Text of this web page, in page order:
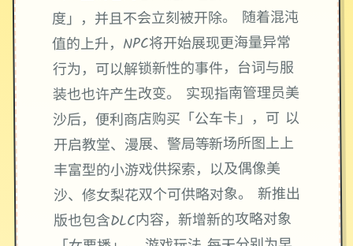
度」，并且不会立刻被开除。 随着混沌
值的上升，NPC将开始展现更海量异常
行为，可以解锁新性的事件，台词与服
装也也许产生改变。 实现指南管理员美
沙后，便利商店购买「公车卡」，可 以
开启教堂、漫展、警局等新场所图上上
丰富型的小游戏供探索，以及偶像美
沙、修女梨花双个可供略对象。 新推出
版也包含DLC内容，新增新的攻略对象